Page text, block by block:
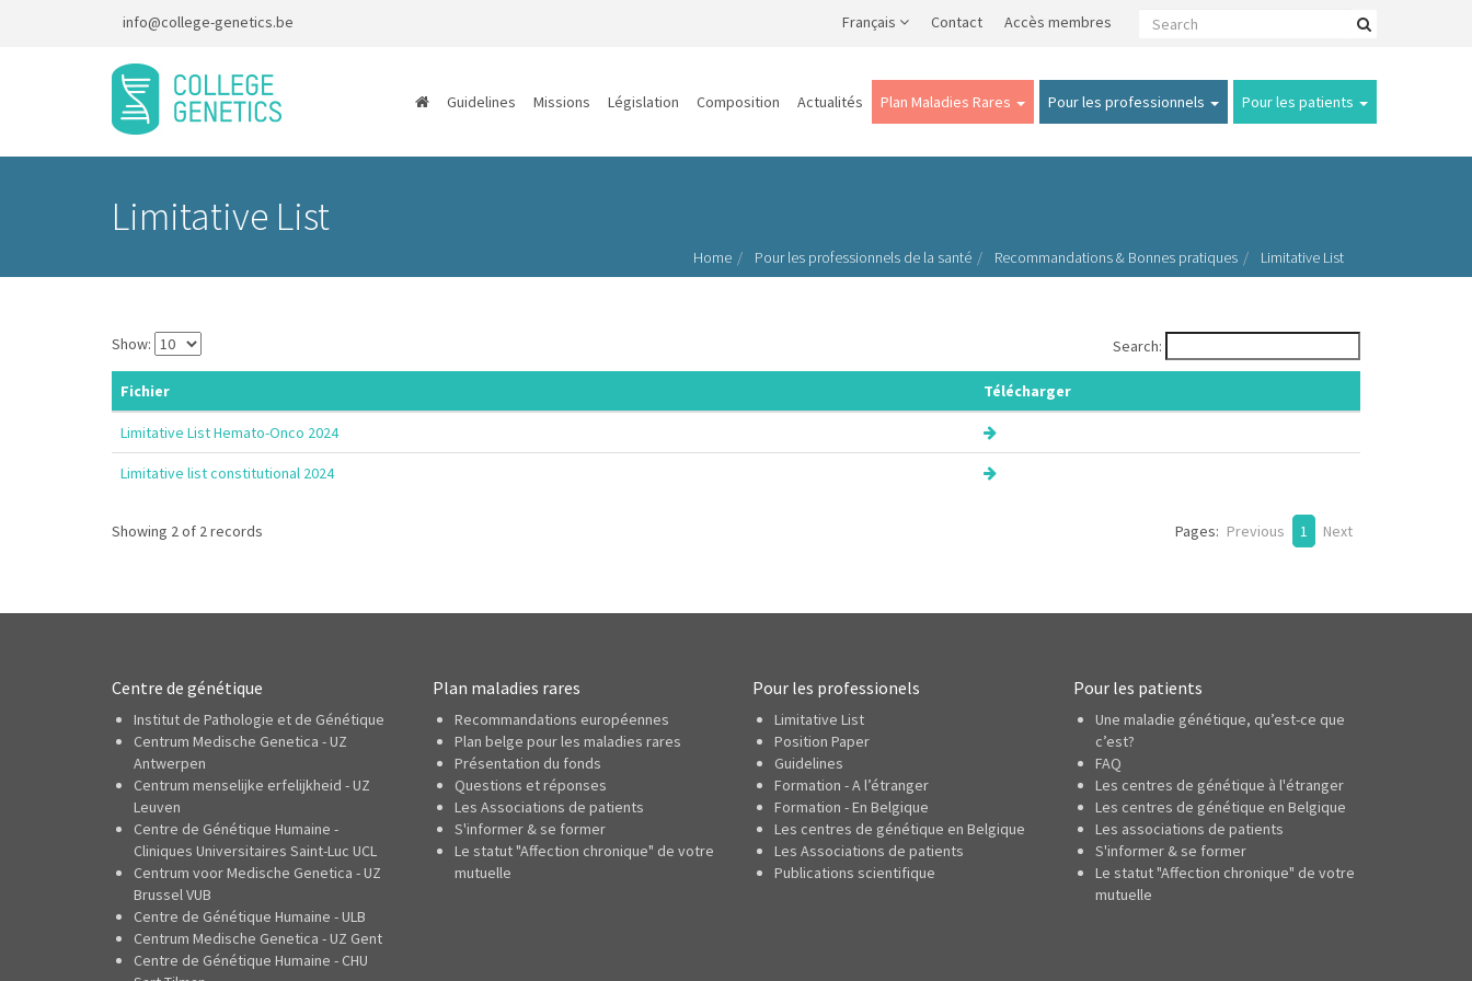
info@college-genetics.be Français Contact Accès membres
Guidelines Missions Législation Composition Actualités Plan Maladies Rares Pour les professionnels Pour les patients
Limitative List
Home Pour les professionnels de la santé Recommandations & Bonnes pratiques Limitative List
Search:
Show:
Fichier Télécharger
Limitative List Hemato-Onco 2024
Limitative list constitutional 2024
Pages: Previous 1 Next
Showing 2 of 2 records
Centre de génétique
Institut de Pathologie et de Génétique
Centrum Medische Genetica - UZ
Antwerpen
Centrum menselijke erfelijkheid - UZ
Leuven
Centre de Génétique Humaine -
Cliniques Universitaires Saint-Luc UCL
Centrum voor Medische Genetica - UZ
Brussel VUB
Centre de Génétique Humaine - ULB
Centrum Medische Genetica - UZ Gent
Centre de Génétique Humaine - CHU
Plan maladies rares
Recommandations européennes
Plan belge pour les maladies rares
Présentation du fonds
Questions et réponses
Les Associations de patients
S'informer & se former
Le statut "Affection chronique" de votre
mutuelle
Pour les professionels
Limitative List
Position Paper
Guidelines
Formation - A l’étranger
Formation - En Belgique
Les centres de génétique en Belgique
Les Associations de patients
Publications scientifique
Pour les patients
Une maladie génétique, qu’est-ce que
c’est?
FAQ
Les centres de génétique à l'étranger
Les centres de génétique en Belgique
Les associations de patients
S'informer & se former
Le statut "Affection chronique" de votre
mutuelle